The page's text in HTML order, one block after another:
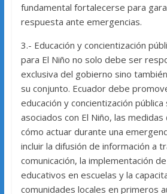
fundamental fortalecerse para
respuesta ante emergencias.
3.- Educación y concientización
para El Niño no solo debe ser
exclusiva del gobierno sino
su conjunto. Ecuador debe
educación y concientización
asociados con El Niño, las
cómo actuar durante una
incluir la difusión de información a
comunicación, la implementación
educativos en escuelas y la
comunidades locales en primeros